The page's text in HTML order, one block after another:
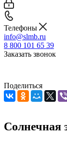
Телефоны
info@slmb.ru
8 800 101 65 39
Заказать звонок
Поделиться
Солнечная